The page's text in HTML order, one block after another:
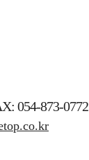
054-873-0772